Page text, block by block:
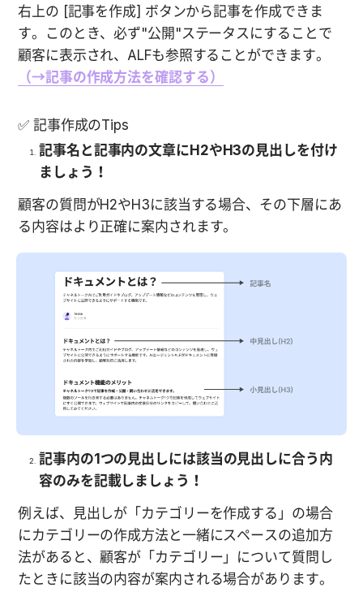
右上の [記事を作成] ボタンから記事を作成できま
す。このとき、必ず"公開"ステータスにすることで
顧客に表示され、ALFも参照することができます。
（→記事の作成方法を確認する）
✅ 記事作成のTips
記事名と記事内の文章にH2やH3の見出しを付け
ましょう！
顧客の質問がH2やH3に該当する場合、その下層にあ
る内容はより正確に案内されます。
記事内の1つの見出しには該当の見出しに合う内
容のみを記載しましょう！
例えば、見出しが「カテゴリーを作成する」の場合
にカテゴリーの作成方法と一緒にスペースの追加方
法があると、顧客が「カテゴリー」について質問し
たときに該当の内容が案内される場合があります。